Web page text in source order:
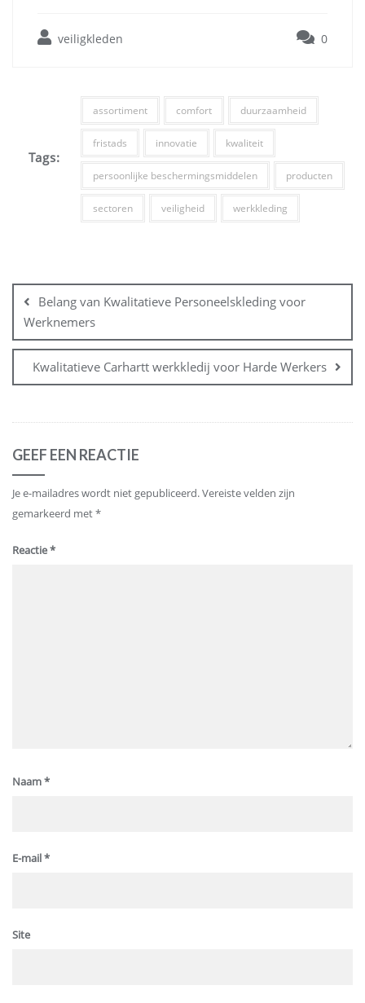
veiligkleden 0
Tags:
assortiment comfort duurzaamheid
fristads innovatie kwaliteit
persoonlijke beschermingsmiddelen producten
sectoren veiligheid werkkleding
navigatie
Belang van Kwalitatieve Personeelskleding voor
Werknemers
Kwalitatieve Carhartt werkkledij voor Harde Werkers
GEEF EEN REACTIE
Je e-mailadres wordt niet gepubliceerd.Vereiste velden zijn
gemarkeerd met*
Reactie*
Naam*
E-mail*
Site